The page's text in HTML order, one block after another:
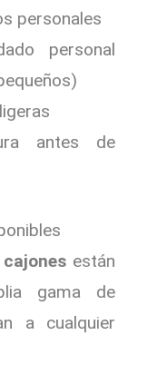
personales
personal
antes de
están
gama de
a cualquier